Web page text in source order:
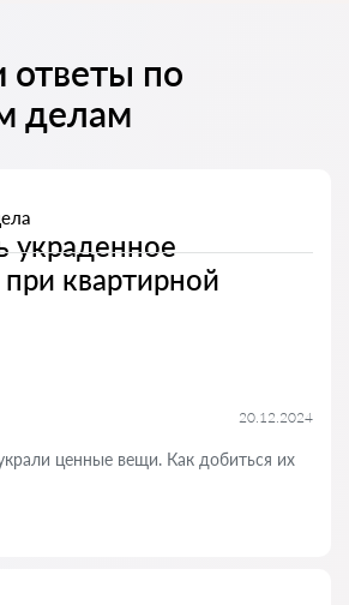
ответы по
делам
украденное
квартирной
20.12.2024
ценные вещи. Как добиться их